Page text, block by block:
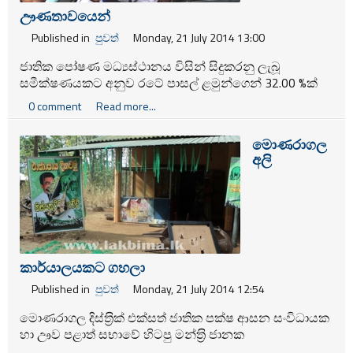
ඌණතාවයෙන්
Published in පුවත් Monday, 21 July 2014 13:00
ජාතික පෝෂණ මධ්‍යස්ථානය විසින් සිදුකරනු ලැබූ
සමීක්ෂණයකට අනුව රටේ පාසල් ළමුන්ගෙන් 32.00 %ක්
යකඩ ඌණතාවයෙන් පෙළෙන බවත් සමස්ත
ජනගහණයෙන් පහෙන් එකක් ජනතාවක් යකඩ
ඌණතාවයෙන් පෙළෙන බවත් හෙළිවී ඇත.
0 comment Read more...
මොණරාගල
අලි
කාර්යාලයකට ගහලා
Published in පුවත් Monday, 21 July 2014 12:54
මොණරාගල දිස්ත‍්‍රික් එක්සත් ජාතික පක්ෂ ආසන සංවිධායක
හා ඌව පළාත් සභාවේ හිටපු මන්ත‍්‍රි ජානක